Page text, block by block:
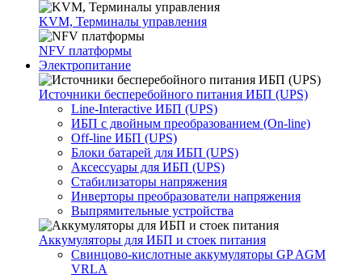
KVM, Терминалы управления
NFV платформы
Электропитание
Источники бесперебойного питания ИБП (UPS)
Line-Interactive ИБП (UPS)
ИБП с двойным преобразованием (On-line)
Off-line ИБП (UPS)
Блоки батарей для ИБП (UPS)
Аксессуары для ИБП (UPS)
Стабилизаторы напряжения
Инверторы преобразователи напряжения
Выпрямительные устройства
Аккумуляторы для ИБП и стоек питания
Свинцово-кислотные аккумуляторы GP AGM
VRLA